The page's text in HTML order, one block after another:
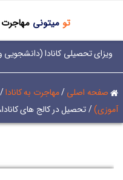
تو میتونی
ویزای تحصیلی کانادا
صفحه اصلی/مهاجرت به کانادا/
آموزی)/تحصیل در کالج های